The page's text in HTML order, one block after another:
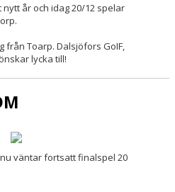
år och idag 20/12 spelar
från Toarp. Dalsjöfors GoIF,
lycka till!
väntar fortsatt finalspel 20